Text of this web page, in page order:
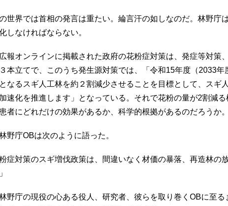
世界では首相の発言は重たい。綸言汗の如しなのだ。林野庁
しなければならない。
報オンラインに掲載された政府の花粉症対策は、発症等対策
本立てで、このうち発生源対策では、「令和15年度（2033年
なるスギ人工林を約２割減少させることを目標として、スギ
速化を推進します」となっている。それで花粉の量が2割減る
者にどれだけの効果があるか、科学的根拠があるのだろうか。
野庁OBは次のように語った。
症対策のスギ増伐政策は、間違いなく材価の暴落、再造林の
野庁の現役の心ある役人、研究者、彼らを取り巻くOBに至る